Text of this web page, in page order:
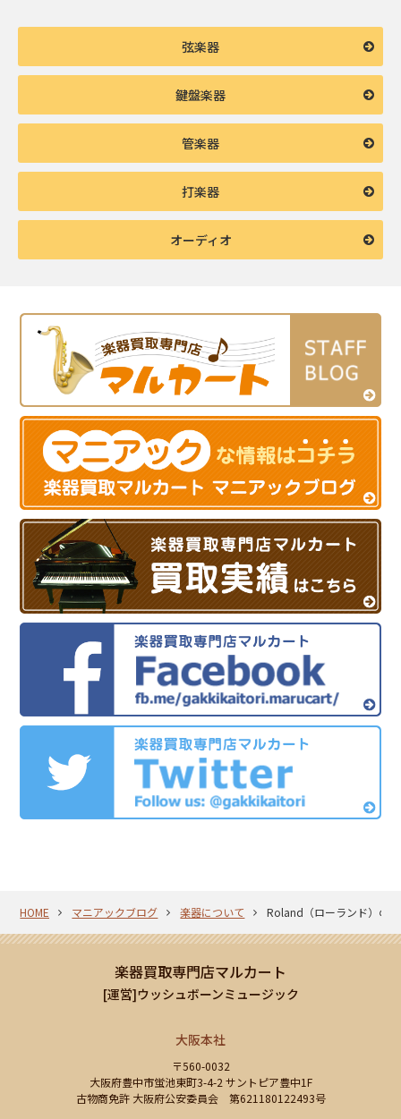
弦楽器
鍵盤楽器
管楽器
打楽器
オーディオ
HOME マニアックブログ 楽器について Roland（ローランド）の
楽器買取専門店マルカート
[運営]ウッシュボーンミュージック
大阪本社
〒560-0032
大阪府豊中市蛍池東町3-4-2 サントピア豊中1F
古物商免許 大阪府公安委員会 第621180122493号